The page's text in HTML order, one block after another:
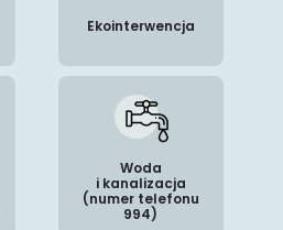
Ekointerwencja
Woda
i kanalizacja
(numer telefonu
994)